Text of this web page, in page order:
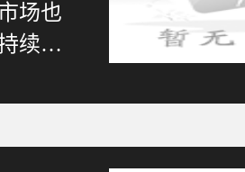
场也
续上